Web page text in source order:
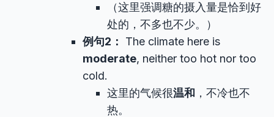
（这里强调糖的摄入量是恰到好
处的，不多也不少。）
例句2：
The climate here is
moderate, neither too hot nor too
cold.
这里的气候很温和 ，不冷也不
热。